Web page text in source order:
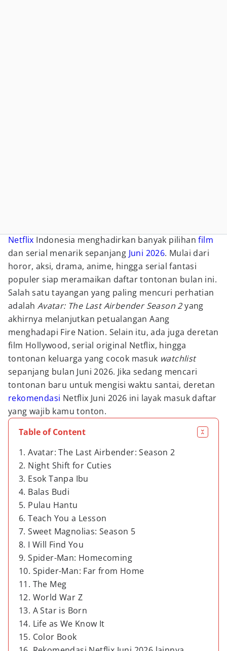
Netflix Indonesia menghadirkan banyak pilihanfilm
dan serial menarik sepanjang Juni 2026. Mulai dari
horor, aksi, drama, anime, hingga serial fantasi
populer siap meramaikan daftar tontonan bulan ini.
Salah satu tayangan yang paling mencuri perhatian
adalah Avatar: The Last Airbender Season 2yang
akhirnya melanjutkan petualangan Aang
menghadapi Fire Nation. Selain itu, ada juga deretan
film Hollywood, serial original Netflix, hingga
tontonan keluarga yang cocok masuk watchlist
sepanjang bulan Juni 2026. Jika sedang mencari
tontonan baru untuk mengisi waktu santai, deretan
rekomendasi Netflix Juni 2026 ini layak masuk daftar
yang wajib kamu tonton.
Table of Content
1. Avatar: The Last Airbender: Season 2
2. Night Shift for Cuties
3. Esok Tanpa Ibu
4. Balas Budi
5. Pulau Hantu
6. Teach You a Lesson
7. Sweet Magnolias: Season 5
8. I Will Find You
9. Spider-Man: Homecoming
10. Spider-Man: Far from Home
11. The Meg
12. World War Z
13. A Star is Born
14. Life as We Know It
15. Color Book